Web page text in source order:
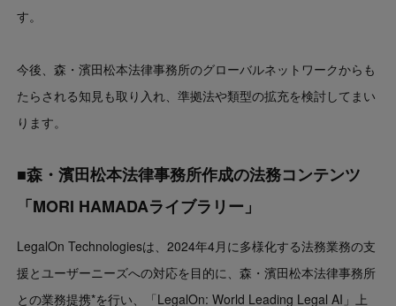
す。
今後、森・濱田松本法律事務所のグローバルネットワークからも
たらされる知見も取り入れ、準拠法や類型の拡充を検討してまい
ります。
■森・濱田松本法律事務所作成の法務コンテンツ
「MORI HAMADAライブラリー」
LegalOn Technologiesは、2024年4月に多様化する法務業務の支
援とユーザーニーズへの対応を目的に、森・濱田松本法律事務所
との業務提携*を行い、「LegalOn: World Leading Legal AI」上